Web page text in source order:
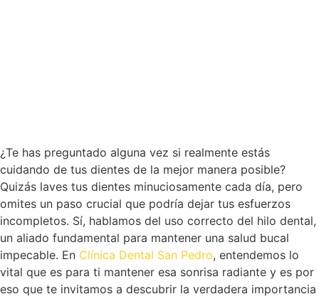
¿Te has preguntado alguna vez si realmente estás
cuidando de tus dientes de la mejor manera posible?
Quizás laves tus dientes minuciosamente cada día, pero
omites un paso crucial que podría dejar tus esfuerzos
incompletos. Sí, hablamos del uso correcto del hilo dental,
un aliado fundamental para mantener una salud bucal
impecable. En Clínica Dental San Pedro, entendemos lo
vital que es para ti mantener esa sonrisa radiante y es por
eso que te invitamos a descubrir la verdadera importancia